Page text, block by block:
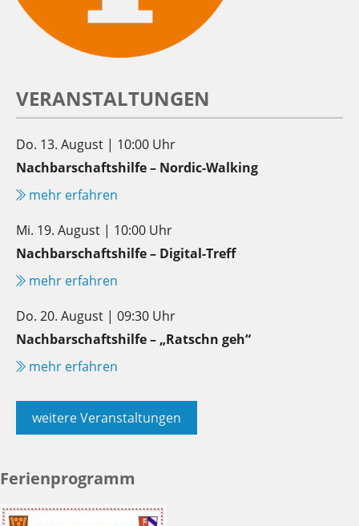
VERANSTALTUNGEN
Do. 13. August | 10:00 Uhr
Nachbarschaftshilfe – Nordic-Walking
mehr erfahren
Mi. 19. August | 10:00 Uhr
Nachbarschaftshilfe – Digital-Treff
mehr erfahren
Do. 20. August | 09:30 Uhr
Nachbarschaftshilfe – „Ratschn geh“
mehr erfahren
weitere Veranstaltungen
Ferienprogramm